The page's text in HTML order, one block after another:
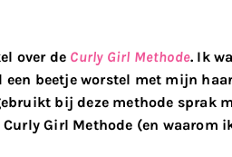
over de Curly Girl Methode. Ik
beetje worstel met mijn
bij deze methode sprak
Girl Methode (en waarom